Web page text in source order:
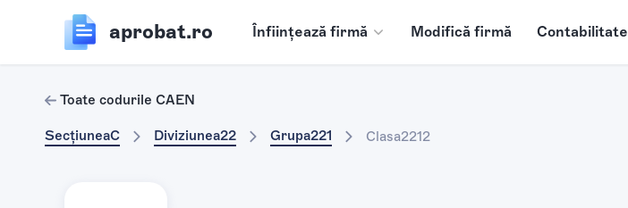
aprobat.ro Înființează firmă Modifică firmă Contabilitate
Toate codurile CAEN
SecțiuneaC Diviziunea22 Grupa221 Clasa2212